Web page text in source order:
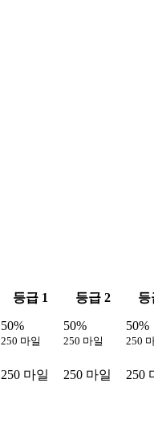
등급 1 등급 2 등
50%
250 마일
50%
250 마일
50%
250
250 마일 250 마일 250